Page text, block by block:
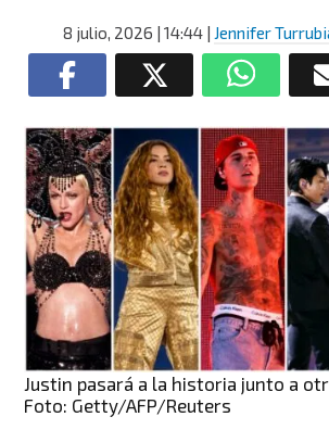
8 julio, 2026 | 14:44 | Jennifer
Justin pasará a la historia junto a
Foto: Getty/AFP/Reuters